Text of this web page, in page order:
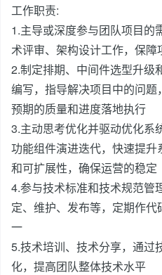
工作职责:
1.主导或深度参与团队项目的
术评审、架构设计工作，保障
2.制定排期、中间件选型升级
编写，指导解决项目中的问
预期的质量和进度落地执行
3.主动思考优化并驱动优化系
功能组件演进迭代，快速提
和可扩展性，确保运营的稳定
4.参与技术标准和技术规范管
定、维护、发布等，定期作
一
5.技术培训、技术分享，通过
化，提高团队整体技术水平